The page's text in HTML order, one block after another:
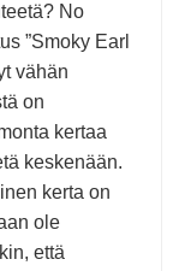
No
”Smoky Earl
vähän
on
kertaa
keskenään.
kerta on
ole
että